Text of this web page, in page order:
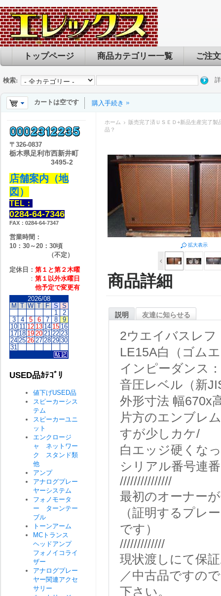
トップページ 商品カテゴリー一覧 ご注
検索:
カートは空です 購入手続き
ホーム
販売完了済ＵＳＥＤ+新品生産完了製
品？
拡大表示
商品詳細
説明 友達に知らせる
2ウエイバスレフ
LE15A白（ゴム
インピーダンス
音圧レベル（新
外形寸法 幅670x
片方のエンブレ
すが少しカケ/
白エッジ硬くな
シリアル番号連番
///////////////
最初のオーナー
（証明するプレ
です）
/////////////
現状渡しにて保
／中古品ですの
下さい。
〒 326-0837
栃木県足利市西新井町
3495-2
店舗案内（地
図）
TEL：
0284-64-7346
FAX：0284-64-7347
営業時間：
10：30～20：30頃
（不定）
定休日： 第１と第２木曜
： 第１以外水曜日
他予定で変更有
2026/08
M T W T F S S
1
2
3
4 5 6 7 8
9
10 11 12 13 14 15 16
17 18 19 20 21 22 23
24 25 26 27 28 29 30
31
USED品ｶﾃｺﾞﾘ
値下げUSED品
スピーカーシス
テム
スピーカーユニ
ット
エンクロージ
ャ ネットワー
ク スタンド類
他
アンプ
アナログプレー
ヤーシステム
フォノモータ
ー ターンテー
ブル
トーンアーム
MCトランス
ヘッドアンプ
フォノイコライ
ザー
アナログプレー
ヤー関連アクセ
サリー